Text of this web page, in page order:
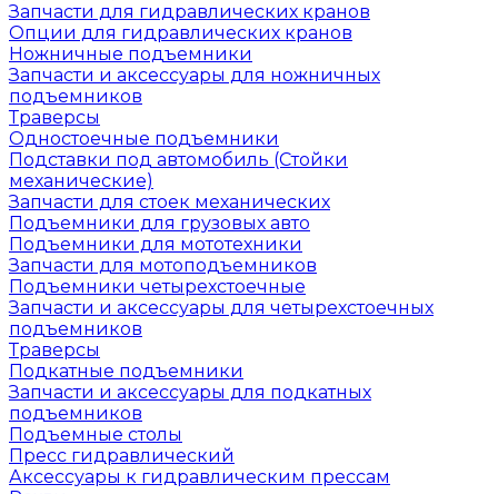
Запчасти для гидравлических кранов
Опции для гидравлических кранов
Ножничные подъемники
Запчасти и аксессуары для ножничных
подъемников
Траверсы
Одностоечные подъемники
Подставки под автомобиль (Стойки
механические)
Запчасти для стоек механических
Подъемники для грузовых авто
Подъемники для мототехники
Запчасти для мотоподъемников
Подъемники четырехстоечные
Запчасти и аксессуары для четырехстоечных
подъемников
Траверсы
Подкатные подъемники
Запчасти и аксессуары для подкатных
подъемников
Подъемные столы
Пресс гидравлический
Аксессуары к гидравлическим прессам